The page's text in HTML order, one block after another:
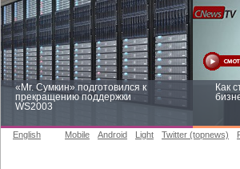
«Mr. Сумкин» подготовился к
прекращению поддержки
WS2003
Как
English Mobile Android Light Twitter (topnews)